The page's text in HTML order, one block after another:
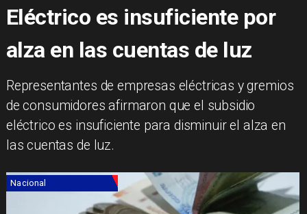
Eléctrico es insuficiente por
alza en las cuentas de luz
Representantes de empresas eléctricas y gremios
de consumidores afirmaron que el subsidio
eléctrico es insuficiente para disminuir el alza en
las cuentas de luz.
Nacional